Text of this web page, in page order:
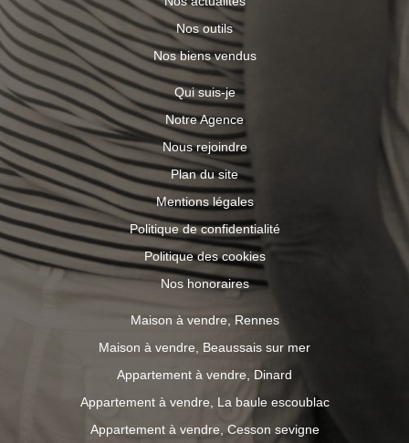
Nos outils
Nos biens vendus
Qui suis-je
Notre Agence
Nous rejoindre
Plan du site
Mentions légales
Politique de confidentialité
Politique des cookies
Nos honoraires
Maison à vendre, Rennes
Maison à vendre, Beaussais sur mer
Appartement à vendre, Dinard
Appartement à vendre, La baule escoublac
Appartement à vendre, Cesson sevigne